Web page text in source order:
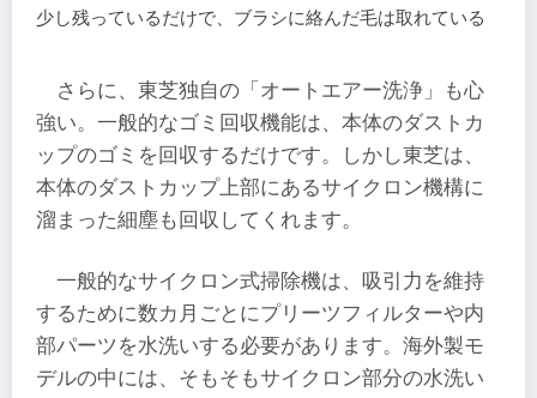
少し残っているだけで、ブラシに絡んだ毛は取れている
さらに、東芝独自の「オートエアー洗浄」も心
強い。一般的なゴミ回収機能は、本体のダストカ
ップのゴミを回収するだけです。しかし東芝は、
本体のダストカップ上部にあるサイクロン機構に
溜まった細塵も回収してくれます。
一般的なサイクロン式掃除機は、吸引力を維持
するために数カ月ごとにプリーツフィルターや内
部パーツを水洗いする必要があります。海外製モ
デルの中には、そもそもサイクロン部分の水洗い